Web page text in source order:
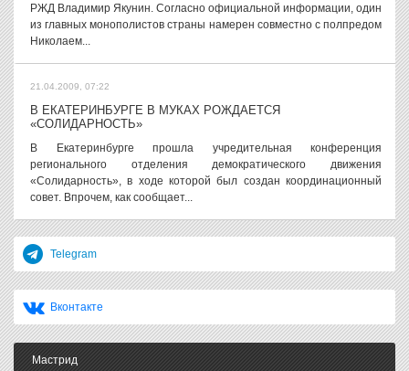
РЖД Владимир Якунин. Согласно официальной информации, один
из главных монополистов страны намерен совместно с полпредом
Николаем...
21.04.2009, 07:22
В ЕКАТЕРИНБУРГЕ В МУКАХ РОЖДАЕТСЯ
«СОЛИДАРНОСТЬ»
В Екатеринбурге прошла учредительная конференция
регионального отделения демократического движения
«Солидарность», в ходе которой был создан координационный
совет. Впрочем, как сообщает...
Telegram
Вконтакте
Мастрид